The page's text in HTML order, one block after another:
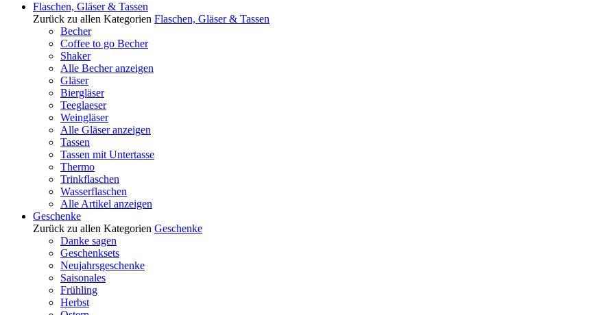
Flaschen, Gläser & Tassen
Zurück zu allen Kategorien Flaschen, Gläser & Tassen
Becher
Coffee to go Becher
Shaker
Alle Becher anzeigen
Gläser
Biergläser
Teeglaeser
Weingläser
Alle Gläser anzeigen
Tassen
Tassen mit Untertasse
Thermo
Trinkflaschen
Wasserflaschen
Alle Artikel anzeigen
Geschenke
Zurück zu allen Kategorien Geschenke
Danke sagen
Geschenksets
Neujahrsgeschenke
Saisonales
Frühling
Herbst